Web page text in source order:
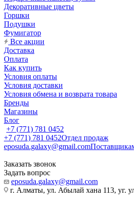
Декоративные цветы
Горшки
Подушки
Фумигатор
Все акции
Доставка
Оплата
Как купить
Условия оплаты
Условия доставки
Условия обмена и возврата товара
Бренды
Магазины
Блог
+7 (771) 781 0452
+7 (771) 781 0452Отдел продаж
eposuda.galaxy@gmail.com
Заказать звонок
Задать вопрос
eposuda.galaxy@gmail.com
г. Алматы, ул. Абылай хана 113, уг.